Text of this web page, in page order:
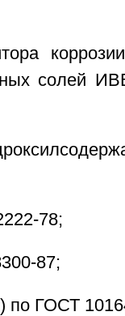
солей
78;
87;
по ГОСТ